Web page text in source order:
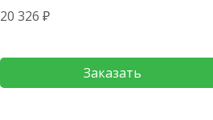
20 326 ₽
Заказать